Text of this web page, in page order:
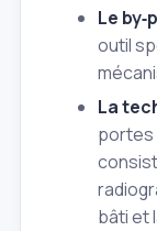
Le
outil
La
portes
bâti et